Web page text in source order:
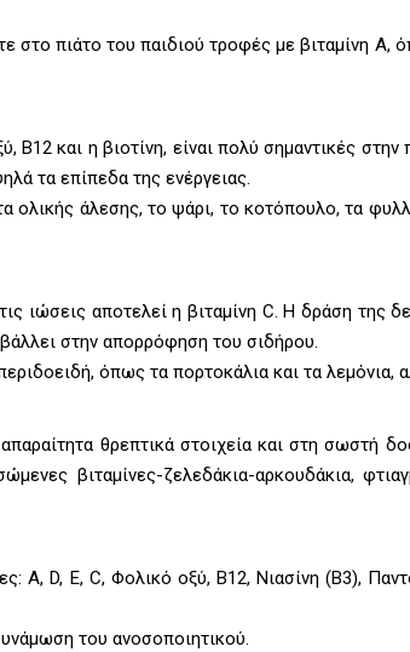
στο πιάτο του παιδιού τροφές με βιταμίνη Α,
και η βιοτίνη, είναι πολύ σημαντικές στην
τα επίπεδα της ενέργειας.
ολικής άλεσης, το ψάρι, το κοτόπουλο, τα
ιώσεις αποτελεί η βιταμίνη C. Η δράση της
στην απορρόφηση του σιδήρου.
όπως τα πορτοκάλια και τα λεμόνια,
θρεπτικά στοιχεία και στη σωστή
βιταμίνες-ζελεδάκια-αρκουδάκια,
A, D, E, C, Φολικό οξύ, Β12, Νιασίνη (B3),
του ανοσοποιητικού.